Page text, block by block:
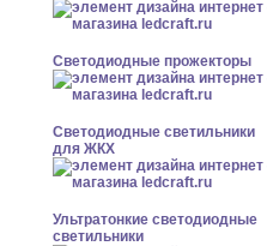
Светодиодные прожекторы
Светодиодные светильники
для ЖКХ
Ультратонкие светодиодные
светильники